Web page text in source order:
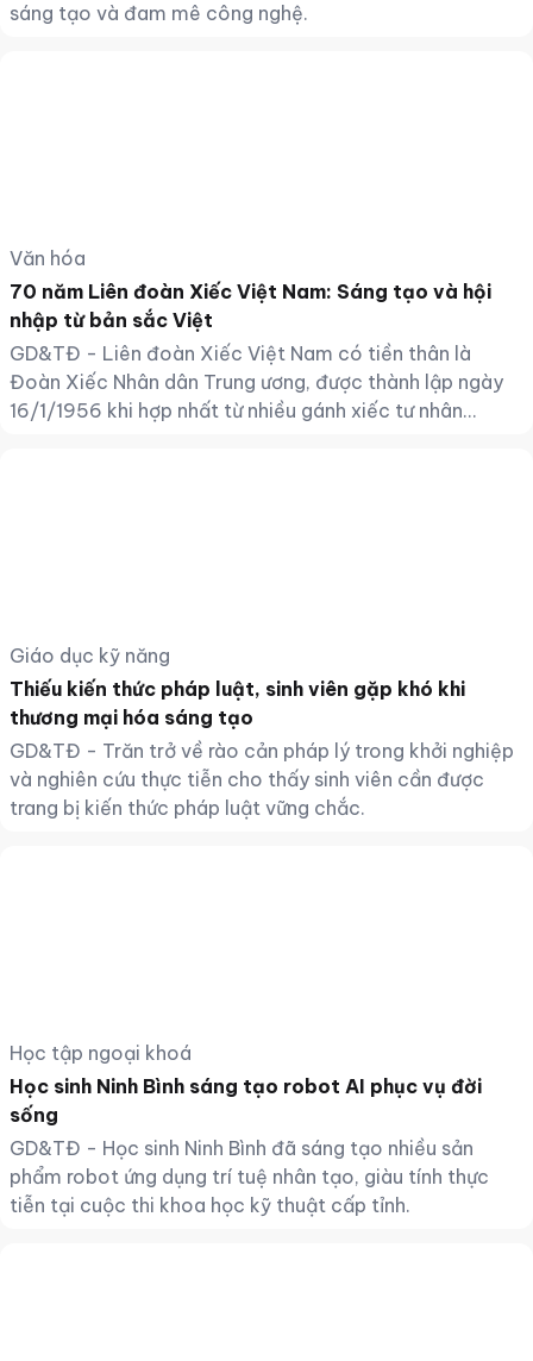
sáng tạo và đam mê công nghệ.
Văn hóa
70 năm Liên đoàn Xiếc Việt Nam: Sáng tạo và hội
nhập từ bản sắc Việt
GD&TĐ - Liên đoàn Xiếc Việt Nam có tiền thân là
Đoàn Xiếc Nhân dân Trung ương, được thành lập ngày
16/1/1956 khi hợp nhất từ nhiều gánh xiếc tư nhân...
Giáo dục kỹ năng
Thiếu kiến thức pháp luật, sinh viên gặp khó khi
thương mại hóa sáng tạo
GD&TĐ - Trăn trở về rào cản pháp lý trong khởi nghiệp
và nghiên cứu thực tiễn cho thấy sinh viên cần được
trang bị kiến thức pháp luật vững chắc.
Học tập ngoại khoá
Học sinh Ninh Bình sáng tạo robot AI phục vụ đời
sống
GD&TĐ - Học sinh Ninh Bình đã sáng tạo nhiều sản
phẩm robot ứng dụng trí tuệ nhân tạo, giàu tính thực
tiễn tại cuộc thi khoa học kỹ thuật cấp tỉnh.